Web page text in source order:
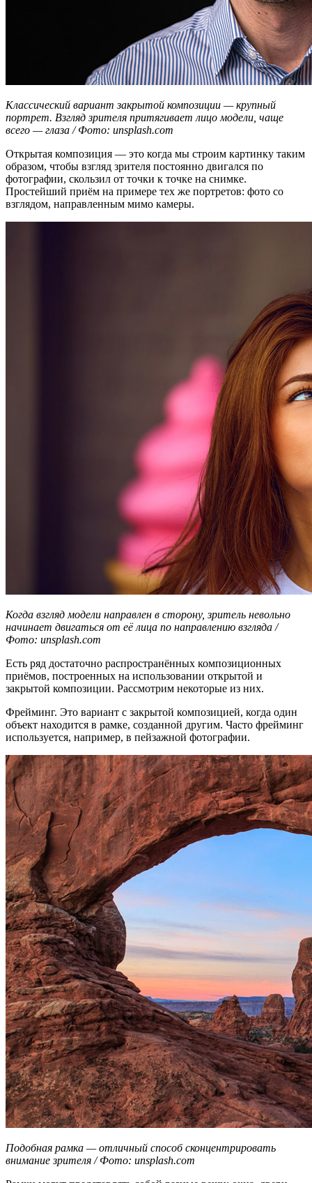
Классический вариант закрытой композиции — крупный
портрет. Взгляд зрителя притягивает лицо модели, чаще
всего — глаза / Фото: unsplash.com
Открытая композиция — это когда мы строим картинку таким
образом, чтобы взгляд зрителя постоянно двигался по
фотографии, скользил от точки к точке на снимке.
Простейший приём на примере тех же портретов: фото со
взглядом, направленным мимо камеры.
Когда взгляд модели направлен в сторону, зритель невольно
начинает двигаться от её лица по направлению взгляда /
Фото: unsplash.com
Есть ряд достаточно распространённых композиционных
приёмов, построенных на использовании открытой и
закрытой композиции. Рассмотрим некоторые из них.
Фрейминг. Это вариант с закрытой композицией, когда один
объект находится в рамке, созданной другим. Часто фрейминг
используется, например, в пейзажной фотографии.
Подобная рамка — отличный способ сконцентрировать
внимание зрителя / Фото: unsplash.com